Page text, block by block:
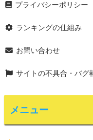
プライバシーポリシー
ランキングの仕組み
お問い合わせ
サイトの不具合・バグ
メニュー